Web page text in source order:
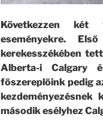
Következzen két
eseményekre.
kerekesszékében
Alberta-i Calgary
főszereplőink pedig
második esélyhez